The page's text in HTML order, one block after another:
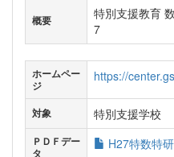
概要
特別支援教育
7
ホームペー
ジ
https://
対象 特別支援学校
ＰＤＦデー
タ
H27特数特